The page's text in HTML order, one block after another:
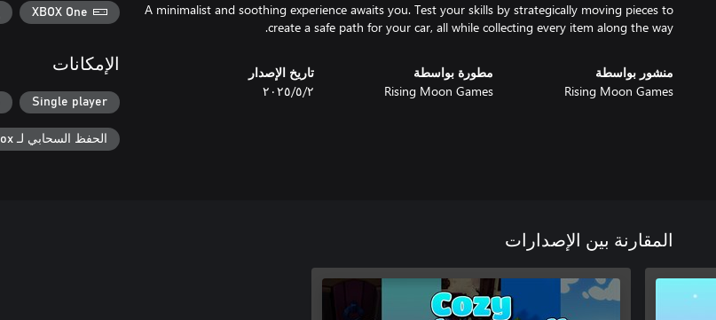
A minimalist and soothing experience awaits you. Test your skills by strategically moving pieces to
create a safe path for your car, all while collecting every item along the way.
منشور بواسطة
Rising Moon Games
مطورة بواسطة
Rising Moon Games
تاريخ الإصدار
٢‏/٥‏/٢٠٢٥
XBOX One
الإمكانات
Single player
الحفظ السحابي لـ Xbox
المقارنة بين الإصدارات